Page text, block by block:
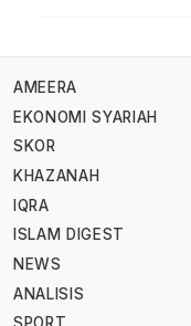
AMEERA
EKONOMI SYARIAH
SKOR
KHAZANAH
IQRA
ISLAM DIGEST
NEWS
ANALISIS